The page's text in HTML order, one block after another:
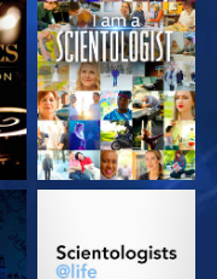
REGARDER
DÉCOUVRIR LES